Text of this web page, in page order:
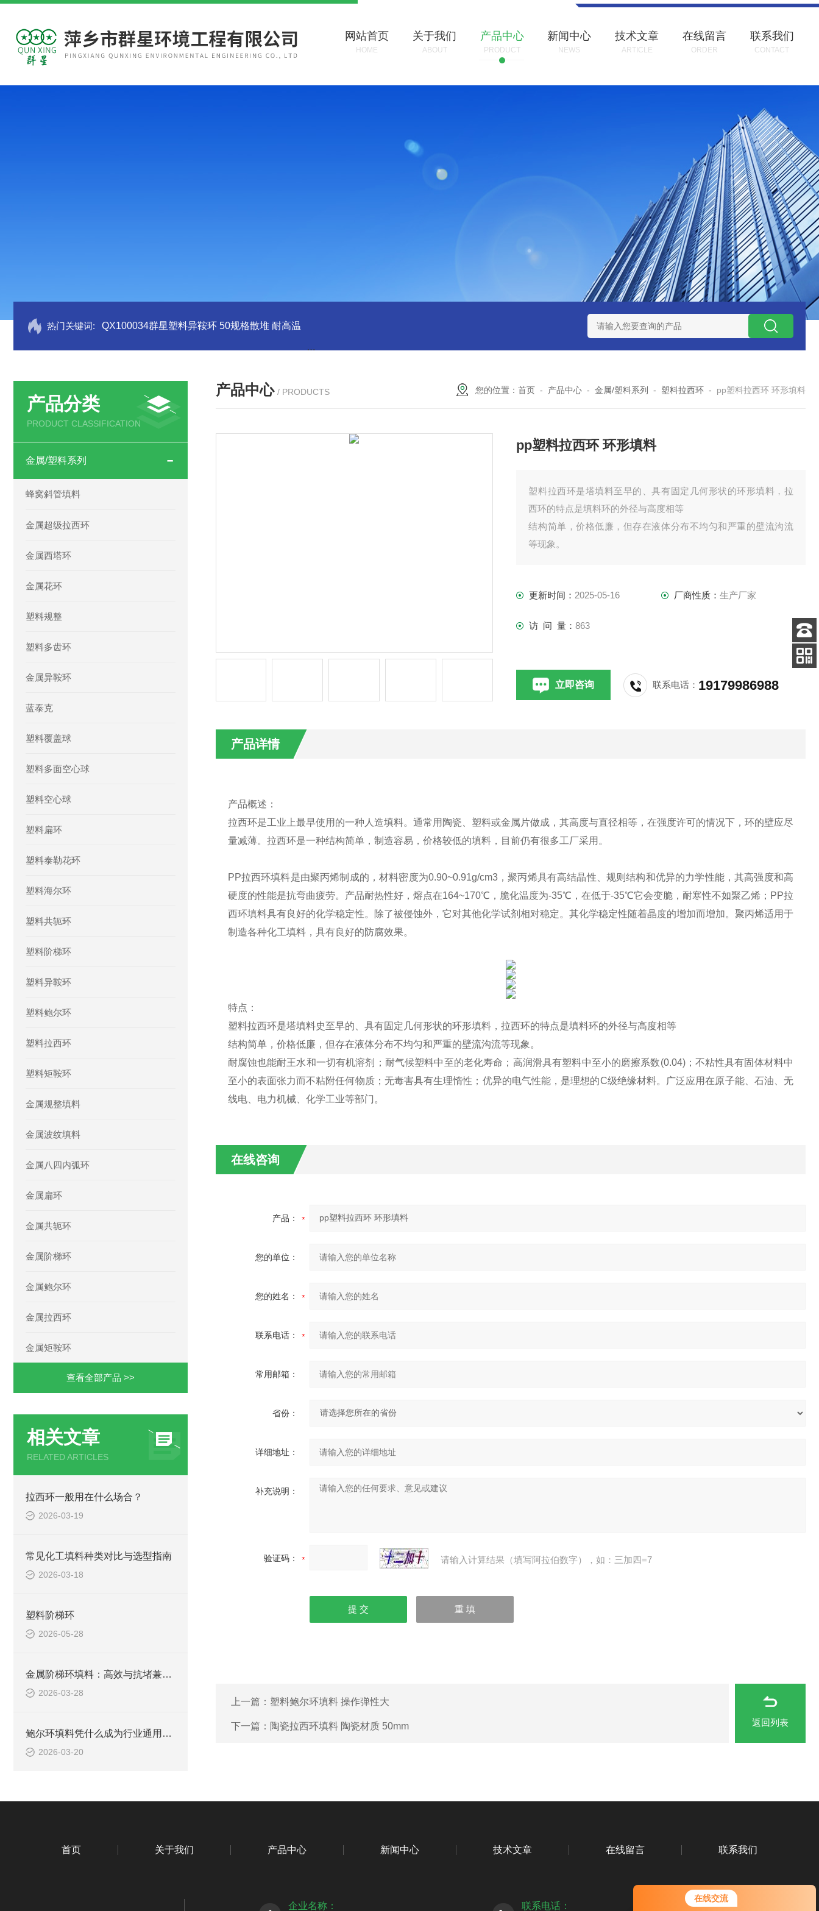
在线交流
您好！欢迎前来咨询，很高兴为您
服务，请问您要咨询什么问题呢？
网站首页
HOME
关于我们
ABOUT
产品中心
PRODUCT
新闻中心
NEWS
技术文章
ARTICLE
在线留言
ORDER
联系我们
CONTACT
热门关键词: QX100034群星塑料异鞍环 50规格散堆 耐高温 QX100031白色19规格塑料鲍尔环 耐高温 散装填料 蜂窝陶瓷
产品分类
PRODUCT CLASSIFICATION
金属/塑料系列
蜂窝斜管填料
金属超级拉西环
金属西塔环
金属花环
塑料规整
塑料多齿环
金属异鞍环
蓝泰克
塑料覆盖球
塑料多面空心球
塑料空心球
塑料扁环
塑料泰勒花环
塑料海尔环
塑料共轭环
塑料阶梯环
塑料异鞍环
塑料鲍尔环
塑料拉西环
塑料矩鞍环
金属规整填料
金属波纹填料
金属八四内弧环
金属扁环
金属共轭环
金属阶梯环
金属鲍尔环
金属拉西环
金属矩鞍环
查看全部产品 >>
相关文章
RELATED ARTICLES
拉西环一般用在什么场合？
2026-03-19
常见化工填料种类对比与选型指南
2026-03-18
塑料阶梯环
2026-05-28
金属阶梯环填料：高效与抗堵兼备的化工 “全能选手”
2026-03-28
鲍尔环填料凭什么成为行业通用款？核心优势全解析
2026-03-20
产品中心 / PRODUCTS 您的位置： 首页 - 产品中心 - 金属/塑料系列 - 塑料拉西环 - pp塑料拉西环 环形填料
pp塑料拉西环 环形填料
塑料拉西环是塔填料至早的、具有固定几何形状的环形填料，拉
西环的特点是填料环的外径与高度相等
结构简单，价格低廉，但存在液体分布不均匀和严重的壁流沟流
等现象。
至小的表面张力而不粘附任何物质；无毒害具有生理惰性；优异
更新时间： 2025-05-16 厂商性质： 生产厂家
访 问 量：863
立即咨询 联系电话： 19179986988
产品详情
产品概述 ：
拉西环是工业上最早使用的一种 人造填料。通常用陶瓷
塑料或金属片做成，其高度与直径相等，在强度许可的情况下，环的壁应尽
量减薄。拉西环是一种结构简单，制造容易，价格较低的填料，目前仍有很多工厂采用。
PP拉西环填料是由聚丙烯制成的，材料密度为0.90~0.91g/cm3，聚丙烯具有高结晶性、规则结构和优异的力学性能，其高强度和高
硬度的性能是抗弯曲疲劳。产品耐热性好，熔点在164~170℃，脆化温度为-35℃，在低于-35℃它会变脆，耐寒性不如聚乙烯； PP拉
西环填料具有良好的化学稳定性。除了被侵蚀外，它对其他化学试剂相对稳定。其化学稳定性随着晶度的增加而增加。聚丙烯适用于
制造各种化工填料，具有良好的防腐效果。
特点：
塑料拉西环是塔填料史至早的、具有固定几何形状的环形填料，拉西环的特点是填料环的外径与高度相等
结构简单，价格低廉，但存在液体分布不均匀和严重的壁流沟流等现象。
耐腐蚀也能耐王水和一切有机溶剂；耐气候塑料中至的老化寿命；高润滑具有塑料中至小的磨擦系数(0.04)；不粘性具有固体材料中
至小的表面张力而不粘附任何物质；无毒害具有生理惰性；优异的电气性能，是理想的C级绝缘材料。广泛应用在原子能、石油、无
线电、电力机械、化学工业等部门。
在线咨询
产品：
您的单位：
您的姓名：
联系电话：
常用邮箱：
省份：
详细地址：
补充说明：
验证码： 请输入计算结果（填写阿拉伯数字），如：三加四=7
上一篇： 塑料鲍尔环填料 操作弹性大
下一篇： 陶瓷拉西环填料 陶瓷材质 50mm 返回列表
首页 关于我们 产品中心 新闻中心 技术文章 在线留言 联系我们
企业名称： 联系电话：
客服
电话